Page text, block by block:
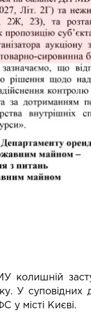
колишній
У суповідних
у місті Києві.